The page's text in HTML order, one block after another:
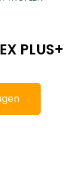
PLUS+